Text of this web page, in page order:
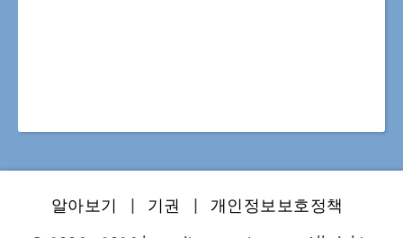
알아보기 | 기권 |
개인정보보호정책